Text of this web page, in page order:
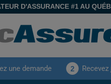
D'ASSURANCE #1 AU
une demande 2